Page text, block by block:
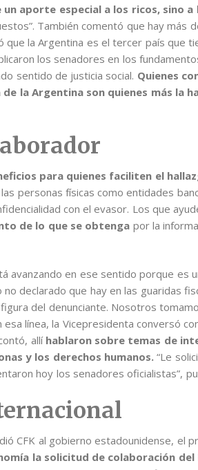
aporte especial a los ricos, sino a
También comentó que hay más
que la Argentina es el tercer país que
los senadores en los
sentido de justicia social. Quienes
la Argentina son quienes más la
para quienes faciliten el
personas físicas como entidades
con el evasor. Los que
de lo que se obtenga por la
avanzando en ese sentido porque es
declarado que hay en las guaridas
del denunciante. Nosotros
línea, la Vicepresidenta conversó
allí hablaron sobre temas de
y los derechos humanos. “Le
hoy los senadores oficialistas”,
CFK al gobierno estadounidense, el
la solicitud de colaboración